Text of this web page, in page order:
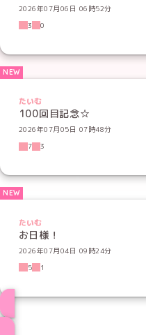
2026年07月06日 06時52分
3
0
たいむ
100回目記念☆
2026年07月05日 07時48分
7
3
たいむ
お日様！
2026年07月04日 09時24分
5
1